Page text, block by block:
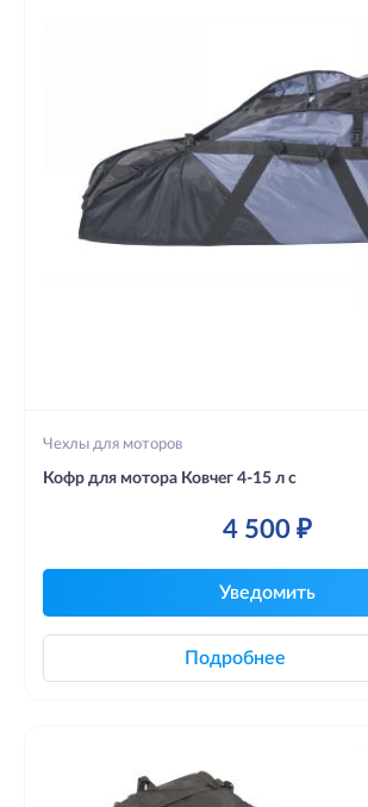
Чехлы для моторов
Кофр для мотора Ковчег 4-15 л с
4 500 ₽
Уведомить
Подробнее